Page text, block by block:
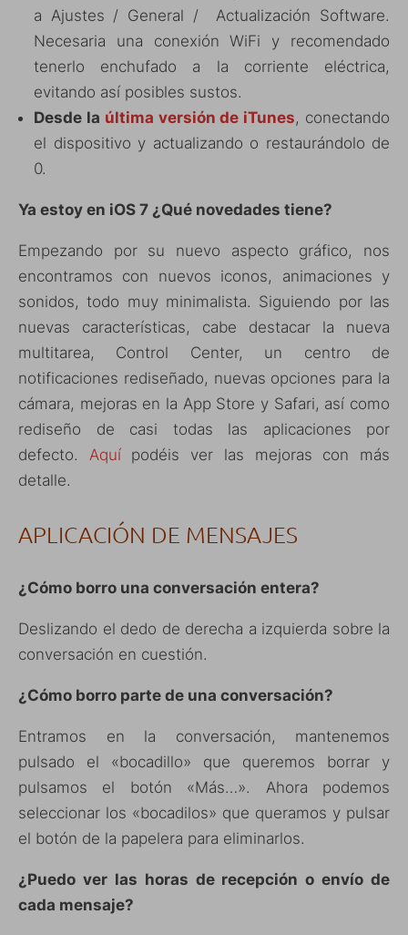
a Ajustes / General / Actualización Software.
Necesaria una conexión WiFi y recomendado
tenerlo enchufado a la corriente eléctrica,
evitando así posibles sustos.
Desde la última versión de iTunes, conectando
el dispositivo y actualizando o restaurándolo de
0.
Ya estoy en iOS 7 ¿Qué novedades tiene?
Empezando por su nuevo aspecto gráfico, nos
encontramos con nuevos iconos, animaciones y
sonidos, todo muy minimalista. Siguiendo por las
nuevas características, cabe destacar la nueva
multitarea, Control Center, un centro de
notificaciones rediseñado, nuevas opciones para la
cámara, mejoras en la App Store y Safari, así como
rediseño de casi todas las aplicaciones por
defecto. Aquípodéis ver las mejoras con más
detalle.
APLICACIÓN DE MENSAJES
¿Cómo borro una conversación entera?
Deslizando el dedo de derecha a izquierda sobre la
conversación en cuestión.
¿Cómo borro parte de una conversación?
Entramos en la conversación, mantenemos
pulsado el «bocadillo» que queremos borrar y
pulsamos el botón «Más…». Ahora podemos
seleccionar los «bocadilos» que queramos y pulsar
el botón de la papelera para eliminarlos.
¿Puedo ver las horas de recepción o envío de
cada mensaje?